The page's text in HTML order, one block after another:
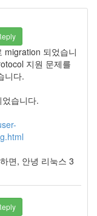
migration 되었습니
지원 문제를
니다.
습니다.
면, 안녕 리눅스 3